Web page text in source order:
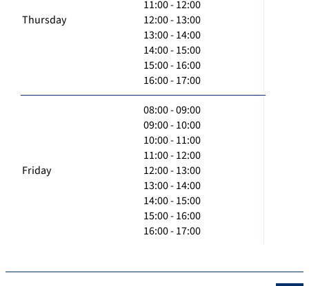
Thursday
11:00 - 12:00
12:00 - 13:00
13:00 - 14:00
14:00 - 15:00
15:00 - 16:00
16:00 - 17:00
Friday
08:00 - 09:00
09:00 - 10:00
10:00 - 11:00
11:00 - 12:00
12:00 - 13:00
13:00 - 14:00
14:00 - 15:00
15:00 - 16:00
16:00 - 17:00